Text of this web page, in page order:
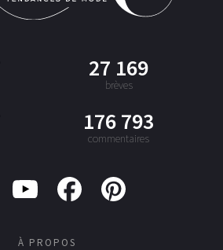
27 169
brèves
176 793
commentaires
À PROPOS